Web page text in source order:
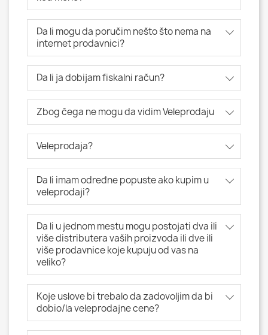
Da li mogu da poručim nešto što nema na
internet prodavnici?
Da li ja dobijam fiskalni račun?
Zbog čega ne mogu da vidim Veleprodaju
Veleprodaja?
Da li imam određne popuste ako kupim u
veleprodaji?
Da li u jednom mestu mogu postojati dva ili
više distributera vaših proizvoda ili dve ili
više prodavnice koje kupuju od vas na
veliko?
Koje uslove bi trebalo da zadovoljim da bi
dobio/la veleprodajne cene?